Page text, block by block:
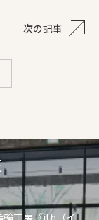
次の記事
輪工房《ith（イ